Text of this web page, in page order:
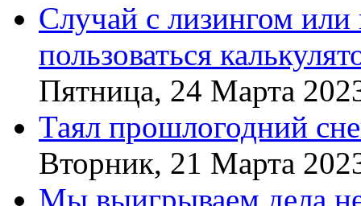
Случай с лизингом
пользоваться
Пятница, 24 Марта
Таял прошлогодний
Вторник, 21 Марта